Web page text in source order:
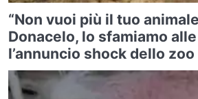
“Non vuoi più il tuo
Donacelo, lo sfamiamo
l’annuncio shock dello